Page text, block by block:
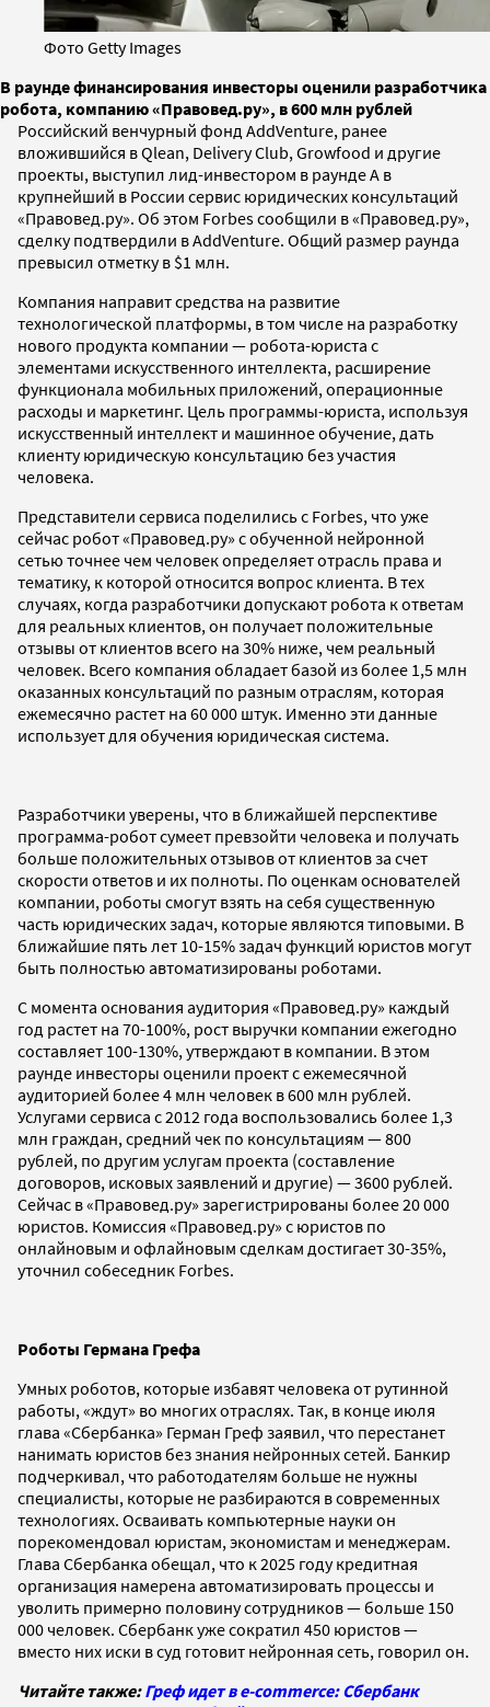
Фото Getty Images
В раунде финансирования инвесторы оценили разработчика
робота, компанию «Правовед.ру», в 600 млн рублей
Российский венчурный фонд AddVenture, ранее
вложившийся в Qlean, Delivery Club, Growfood и другие
проекты, выступил лид-инвестором в раунде А в
крупнейший в России сервис юридических консультаций
«Правовед.ру». Об этом Forbes сообщили в «Правовед.ру»,
сделку подтвердили в AddVenture. Общий размер раунда
превысил отметку в $1 млн.
Компания направит средства на развитие
технологической платформы, в том числе на разработку
нового продукта компании — робота-юриста с
элементами искусственного интеллекта, расширение
функционала мобильных приложений, операционные
расходы и маркетинг. Цель программы-юриста, используя
искусственный интеллект и машинное обучение, дать
клиенту юридическую консультацию без участия
человека.
Представители сервиса поделились с Forbes, что уже
сейчас робот «Правовед.ру» с обученной нейронной
сетью точнее чем человек определяет отрасль права и
тематику, к которой относится вопрос клиента. В тех
случаях, когда разработчики допускают робота к ответам
для реальных клиентов, он получает положительные
отзывы от клиентов всего на 30% ниже, чем реальный
человек. Всего компания обладает базой из более 1,5 млн
оказанных консультаций по разным отраслям, которая
ежемесячно растет на 60 000 штук. Именно эти данные
использует для обучения юридическая система.
Разработчики уверены, что в ближайшей перспективе
программа-робот сумеет превзойти человека и получать
больше положительных отзывов от клиентов за счет
скорости ответов и их полноты. По оценкам основателей
компании, роботы смогут взять на себя существенную
часть юридических задач, которые являются типовыми. В
ближайшие пять лет 10-15% задач функций юристов могут
быть полностью автоматизированы роботами.
С момента основания аудитория «Правовед.ру» каждый
год растет на 70-100%, рост выручки компании ежегодно
составляет 100-130%, утверждают в компании. В этом
раунде инвесторы оценили проект с ежемесячной
аудиторией более 4 млн человек в 600 млн рублей.
Услугами сервиса с 2012 года воспользовались более 1,3
млн граждан, средний чек по консультациям — 800
рублей, по другим услугам проекта (составление
договоров, исковых заявлений и другие) — 3600 рублей.
Сейчас в «Правовед.ру» зарегистрированы более 20 000
юристов. Комиссия «Правовед.ру» с юристов по
онлайновым и офлайновым сделкам достигает 30-35%,
уточнил собеседник Forbes.
Роботы Германа Грефа
Умных роботов, которые избавят человека от рутинной
работы, «ждут» во многих отраслях. Так, в конце июля
глава «Сбербанка» Герман Греф заявил, что перестанет
нанимать юристов без знания нейронных сетей. Банкир
подчеркивал, что работодателям больше не нужны
специалисты, которые не разбираются в современных
технологиях. Осваивать компьютерные науки он
порекомендовал юристам, экономистам и менеджерам.
Глава Сбербанка обещал, что к 2025 году кредитная
организация намерена автоматизировать процессы и
уволить примерно половину сотрудников — больше 150
000 человек. Сбербанк уже сократил 450 юристов —
вместо них иски в суд готовит нейронная сеть, говорил он.
Читайте также:Греф идет в e-commerce: Сбербанк